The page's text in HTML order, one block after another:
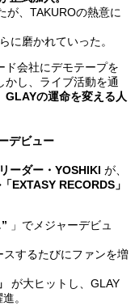
が、TAKUROの熱意に
に磨かれていった。
ド会社にデモテープを
し、ライブ活動を通
GLAYの運命を変える人
デビュー
ーダー・YOSHIKI が、
EXTASY RECORDS」
」でメジャーデビュ
するたびにファンを増
が大ヒットし、GLAY
。